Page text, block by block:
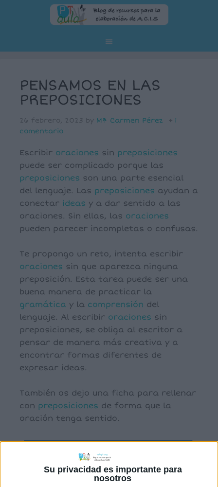
Su privacidad es importante para
nosotros
PENSAMOS EN LAS
PREPOSICIONES
26 febrero, 2023 by Mª Carmen Pérez
1
comentario
Escribir oraciones sin preposiciones
puede ser complicado porque las
preposiciones son una parte esencial
del lenguaje. Las preposiciones ayudan a
conectar ideas y a dar sentido a las
oraciones. Sin ellas, las oraciones
pueden parecer incompletas o confusas.
Te propongo un reto, intenta escribir
oraciones sin que aparezca ninguna
preposición. Esta tarea puede ser una
buena manera de practicar la
gramática y la comprensión del
lenguaje. Al escribir oraciones sin
preposiciones, se obliga al escritor a
pensar de manera más creativa y a
encontrar formas diferentes de
expresar ideas.
También os dejo una ficha para rellenar
con preposiciones de forma que la
oración tenga sentido.